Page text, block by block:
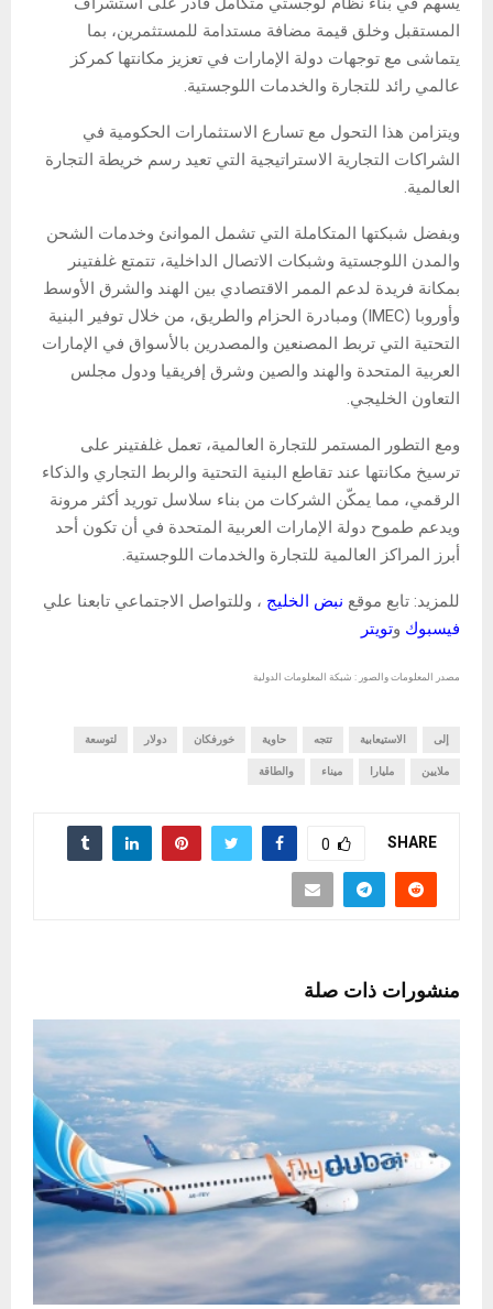
المستقبل وخلق قيمة مضافة مستدامة للمستثمرين، بما
يتماشى مع توجهات دولة الإمارات في تعزيز مكانتها كمركز
عالمي رائد للتجارة والخدمات اللوجستية.
ويتزامن هذا التحول مع تسارع الاستثمارات الحكومية في
الشراكات التجارية الاستراتيجية التي تعيد رسم خريطة التجارة
العالمية.
وبفضل شبكتها المتكاملة التي تشمل الموانئ وخدمات الشحن
والمدن اللوجستية وشبكات الاتصال الداخلية، تتمتع غلفتينر
بمكانة فريدة لدعم الممر الاقتصادي بين الهند والشرق الأوسط
وأوروبا (IMEC) ومبادرة الحزام والطريق، من خلال توفير البنية
التحتية التي تربط المصنعين والمصدرين بالأسواق في الإمارات
العربية المتحدة والهند والصين وشرق إفريقيا ودول مجلس
التعاون الخليجي.
ومع التطور المستمر للتجارة العالمية، تعمل غلفتينر على
ترسيخ مكانتها عند تقاطع البنية التحتية والربط التجاري والذكاء
الرقمي، مما يمكّن الشركات من بناء سلاسل توريد أكثر مرونة
ويدعم طموح دولة الإمارات العربية المتحدة في أن تكون أحد
أبرز المراكز العالمية للتجارة والخدمات اللوجستية.
للمزيد: تابع موقع نبض الخليج ، وللتواصل الاجتماعي تابعنا علي
فيسبوك وتويتر
مصدر المعلومات والصور : شبكة المعلومات الدولية
إلى الاستيعابية تتجه حاوية خورفكان دولار لتوسعة
ملايين مليارا ميناء والطاقة
SHARE
0
منشورات ذات صلة